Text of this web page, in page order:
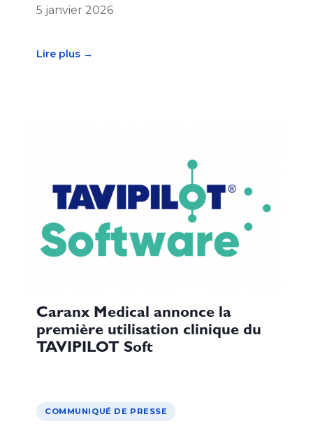
5 janvier 2026
Lire plus →
Caranx Medical annonce la
première utilisation clinique du
TAVIPILOT Soft
COMMUNIQUÉ DE PRESSE